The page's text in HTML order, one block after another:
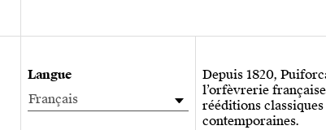
Langue
Français
Depuis 1820,
l’orfèvrerie
rééditions
contemporaines.